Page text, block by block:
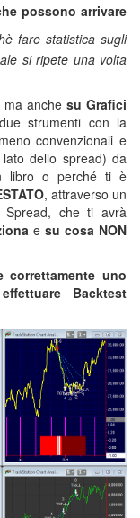
possono arrivare
fare statistica sugli
si ripete una volta
ma anchesu Grafici
strumenti con la
convenzionali e
dello spread) da
libro o perché ti è
, attraverso un
Spread, che ti avrà
e su cosa NON
correttamente uno
Backtest